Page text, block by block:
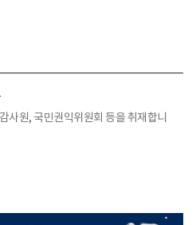
사원, 국민권익위원회 등을 취재합니